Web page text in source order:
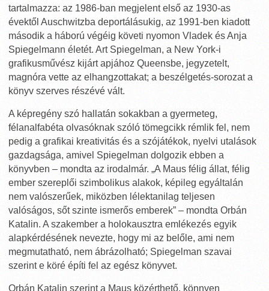
tartalmazza: az 1986-ban megjelent első az 1930-as
évektől Auschwitzba deportálásukig, az 1991-ben kiadott
második a háború végéig követi nyomon Vladek és Anja
Spiegelmann életét. Art Spiegelman, a New York-i
grafikusművész kijárt apjához Queensbe, jegyzetelt,
magnóra vette az elhangzottakat; a beszélgetés-sorozat a
könyv szerves részévé vált.
A képregény szó hallatán sokakban a gyermeteg,
félanalfabéta olvasóknak szóló tömegcikk rémlik fel, nem
pedig a grafikai kreativitás és a szójátékok, nyelvi utalások
gazdagsága, amivel Spiegelman dolgozik ebben a
könyvben – mondta az irodalmár. „A Maus félig állat, félig
ember szereplői szimbolikus alakok, képileg egyáltalán
nem valószerűek, miközben lélektanilag teljesen
valóságos, sőt szinte ismerős emberek” – mondta Orbán
Katalin. A szakember a holokausztra emlékezés egyik
alapkérdésének nevezte, hogy mi az belőle, ami nem
megmutatható, nem ábrázolható; Spiegelman szavai
szerint e köré építi fel az egész könyvet.
Orbán Katalin szerint a Maus közérthető, könnyen